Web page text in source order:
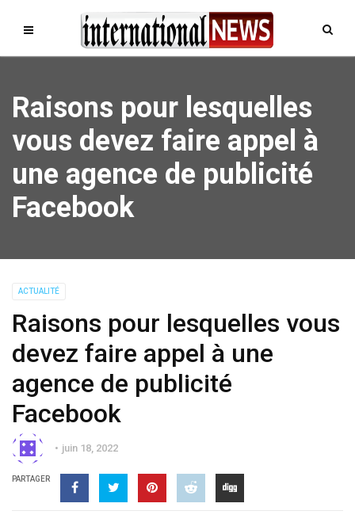
Raisons pour lesquelles
vous devez faire appel à
une agence de publicité
Facebook
ACTUALITÉ
Raisons pour lesquelles vous
devez faire appel à une
agence de publicité
Facebook
juin 18, 2022
PARTAGER